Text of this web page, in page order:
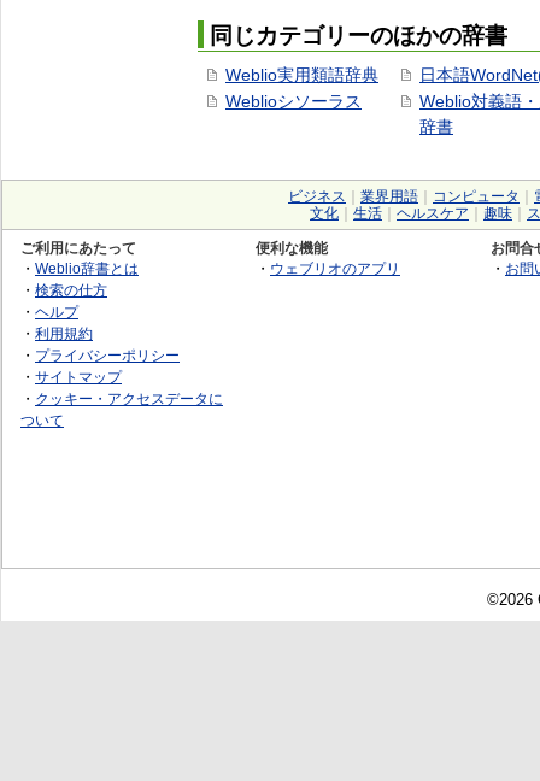
同じカテゴリーのほかの辞書
Weblio実用類語辞典
Weblioシソーラス
日本語
Weblio対義語
辞書
ビジネス 業界用語 コンピュータ
文化
生活 ヘルスケア 趣味
ご利用にあたって
・ Weblio辞書とは
・ 検索の仕方
・ ヘルプ
・ 利用規約
・ プライバシーポリシー
・ サイトマップ
・ クッキー・アクセスデータに
ついて
便利な機能
・ ウェブリオのアプリ
お問合
・ お問
©2026